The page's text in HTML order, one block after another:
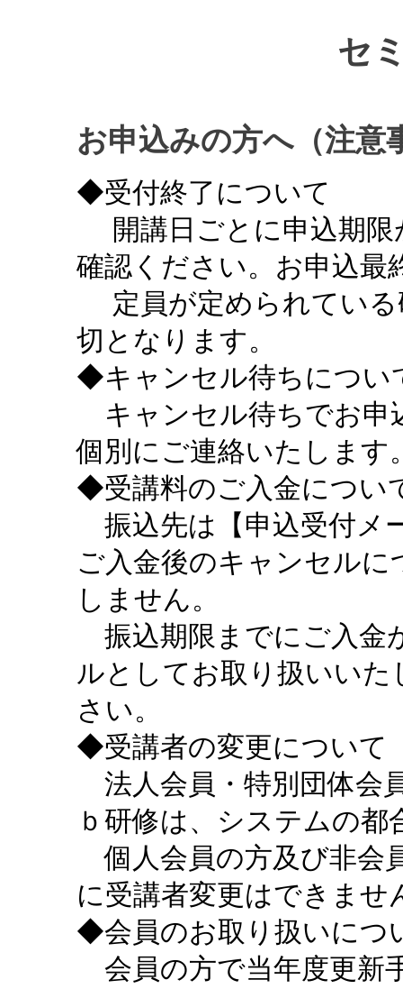
セ
お申込みの方へ（注意
◆受付終了について
開講日ごとに申込期限
確認ください。お申込最
定員が定められている
切となります。
◆キャンセル待ちについ
キャンセル待ちでお申
個別にご連絡いたします
◆受講料のご入金につい
振込先は【申込受付メ
ご入金後のキャンセル
しません。
振込期限までにご入金
ルとしてお取り扱いい
さい。
◆受講者の変更について
法人会員・特別団体会
ｂ研修は、システムの
個人会員の方及び非会
に受講者変更はできませ
◆会員のお取り扱いにつ
会員の方で当年度更新